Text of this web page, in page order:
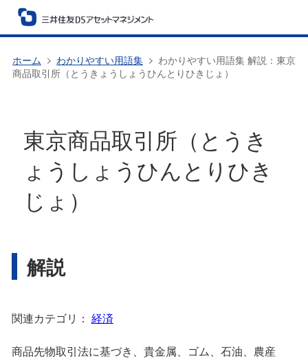
ホーム わかりやすい用語集
わかりやすい用語集 解説：東京
商品取引所（とうきょうしょうひんとりひきじょ）
東京商品取引所（とうき
ょうしょうひんとりひき
じょ）
解説
関連カテゴリ： 経済
商品先物取引法に基づき、貴金属、ゴム、石油、農産